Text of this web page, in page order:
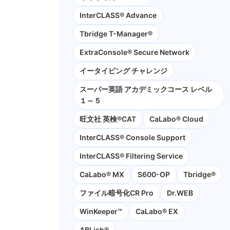
InterCLASS® Advance
Tbridge T-Manager®
ExtraConsole® Secure Network
イータイピング チャレンジ
スーパー英語 アカデミックコース レベル
１～５
旺文社 英検®CAT CaLabo®︎ Cloud
InterCLASS®︎ Console Support
InterCLASS®︎ Filtering Service
CaLabo® MX S600-OP Tbridge®
ファイル暗号化CR Pro Dr.WEB
WinKeeper™ CaLabo® EX